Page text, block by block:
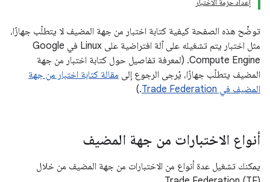
إعداد حزمة الاختبار
توضِّح هذه الصفحة كيفية كتابة اختبار من جهة المضيف لا يتطلّب جهازًا،
مثل اختبار يتم تشغيله على آلة افتراضية على Linux في Google
Compute Engine. (لمعرفة تفاصيل حول كتابة اختبار من جهة
المضيف يتطلّب جهازًا، يُرجى الرجوع إلى مقالة كتابة اختبار من جهة
المضيف في Trade Federation
.)
أنواع الاختبارات من جهة المضيف
يمكنك تشغيل عدة أنواع من الاختبارات من جهة المضيف من خلال